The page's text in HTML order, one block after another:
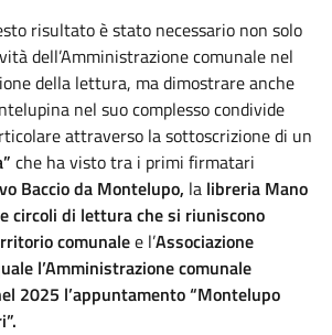
risultato è stato necessario non solo
dell’Amministrazione comunale nel
della lettura, ma dimostrare anche
nel suo complesso condivide
attraverso la sottoscrizione di un
che ha visto tra i primi firmatari
Baccio da Montelupo, la libreria Mano
circoli di lettura che si riuniscono
comunalee l’Associazione
l’Amministrazione comunale
2025 l’appuntamento “Montelupo